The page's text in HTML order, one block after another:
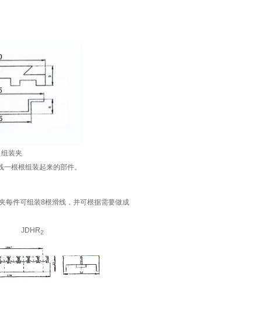
装夹
根根组装起来的部件。
件可组装8根滑线，并可根据需要做成
JDHR2